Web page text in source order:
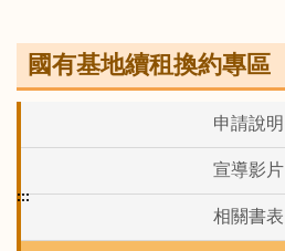
國有基地續租換約專區
申請說明
宣導影片
相關書表
:::